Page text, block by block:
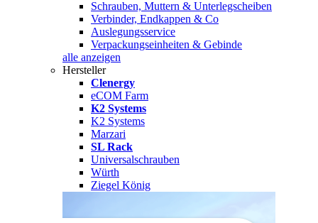
Schrauben, Muttern & Unterlegscheiben
Verbinder, Endkappen & Co
Auslegungsservice
Verpackungseinheiten & Gebinde
alle anzeigen
Hersteller
Clenergy
eCOM Farm
K2 Systems
K2 Systems
Marzari
SL Rack
Universalschrauben
Würth
Ziegel König